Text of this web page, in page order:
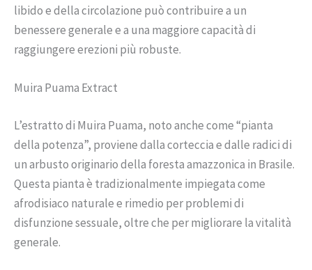
libido e della circolazione può contribuire a un
benessere generale e a una maggiore capacità di
raggiungere erezioni più robuste.
Muira Puama Extract
L’estratto di Muira Puama, noto anche come “pianta
della potenza”, proviene dalla corteccia e dalle radici di
un arbusto originario della foresta amazzonica in Brasile.
Questa pianta è tradizionalmente impiegata come
afrodisiaco naturale e rimedio per problemi di
disfunzione sessuale, oltre che per migliorare la vitalità
generale.